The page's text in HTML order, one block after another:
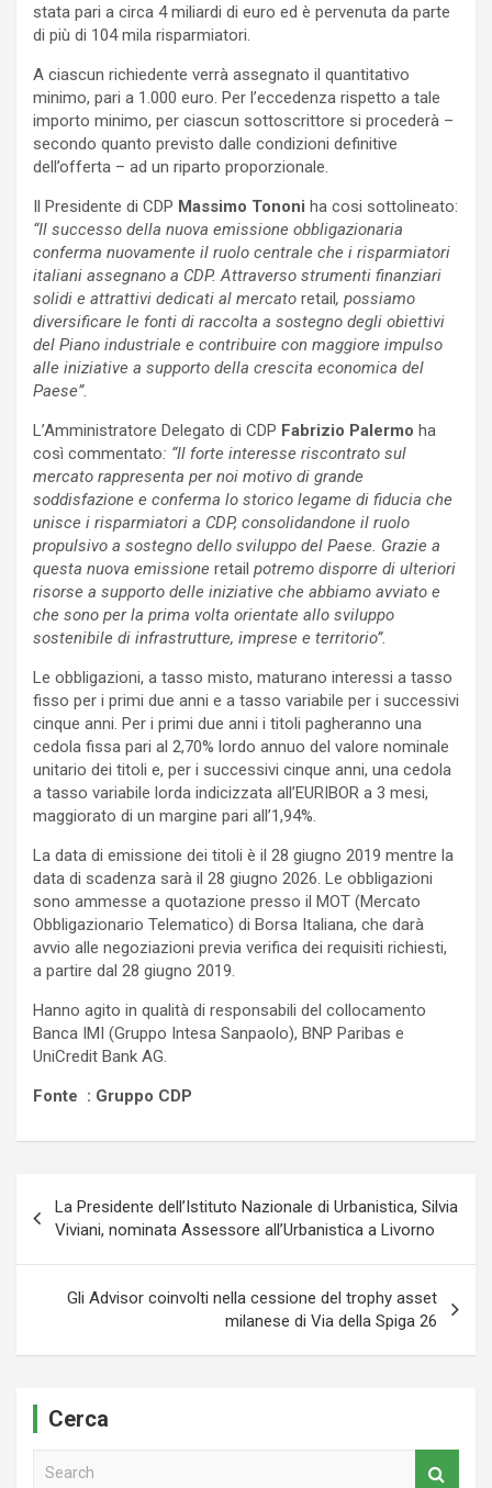
stata pari a circa 4 miliardi di euro ed è pervenuta da parte
di più di 104 mila risparmiatori.
A ciascun richiedente verrà assegnato il quantitativo
minimo, pari a 1.000 euro. Per l’eccedenza rispetto a tale
importo minimo, per ciascun sottoscrittore si procederà –
secondo quanto previsto dalle condizioni definitive
dell’offerta – ad un riparto proporzionale.
Il Presidente di CDP Massimo Tononi ha cosi sottolineato:
“Il successo della nuova emissione obbligazionaria
conferma nuovamente il ruolo centrale che i risparmiatori
italiani assegnano a CDP. Attraverso strumenti finanziari
solidi e attrattivi dedicati al mercato retail, possiamo
diversificare le fonti di raccolta a sostegno degli obiettivi
del Piano industriale e contribuire con maggiore impulso
alle iniziative a supporto della crescita economica del
Paese”.
L’Amministratore Delegato di CDP Fabrizio Palermo ha
così commentato: “Il forte interesse riscontrato sul
mercato rappresenta per noi motivo di grande
soddisfazione e conferma lo storico legame di fiducia che
unisce i risparmiatori a CDP, consolidandone il ruolo
propulsivo a sostegno dello sviluppo del Paese. Grazie a
questa nuova emissione retail potremo disporre di ulteriori
risorse a supporto delle iniziative che abbiamo avviato e
che sono per la prima volta orientate allo sviluppo
sostenibile di infrastrutture, imprese e territorio”.
Le obbligazioni, a tasso misto, maturano interessi a tasso
fisso per i primi due anni e a tasso variabile per i successivi
cinque anni. Per i primi due anni i titoli pagheranno una
cedola fissa pari al 2,70% lordo annuo del valore nominale
unitario dei titoli e, per i successivi cinque anni, una cedola
a tasso variabile lorda indicizzata all’EURIBOR a 3 mesi,
maggiorato di un margine pari all’1,94%.
La data di emissione dei titoli è il 28 giugno 2019 mentre la
data di scadenza sarà il 28 giugno 2026. Le obbligazioni
sono ammesse a quotazione presso il MOT (Mercato
Obbligazionario Telematico) di Borsa Italiana, che darà
avvio alle negoziazioni previa verifica dei requisiti richiesti,
a partire dal 28 giugno 2019.
Hanno agito in qualità di responsabili del collocamento
Banca IMI (Gruppo Intesa Sanpaolo), BNP Paribas e
UniCredit Bank AG.
Fonte : Gruppo CDP
articoli
La Presidente dell’Istituto Nazionale di Urbanistica, Silvia
Viviani, nominata Assessore all’Urbanistica a Livorno
Gli Advisor coinvolti nella cessione del trophy asset
milanese di Via della Spiga 26
Cerca